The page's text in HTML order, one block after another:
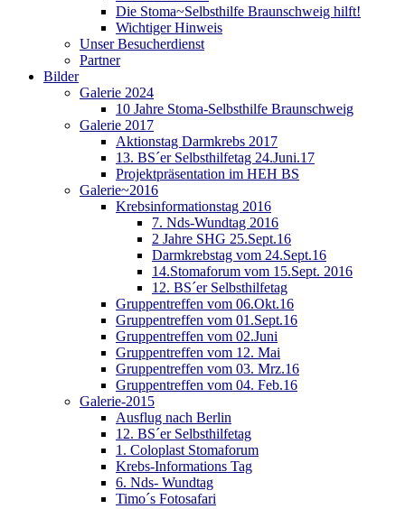
Die Stoma~Selbsthilfe Braunschweig hilft!
Wichtiger Hinweis
Unser Besucherdienst
Partner
Bilder
Galerie 2024
10 Jahre Stoma-Selbsthilfe Braunschweig
Galerie 2017
Aktionstag Darmkrebs 2017
13. BS´er Selbsthilfetag 24.Juni.17
Projektpräsentation im HEH BS
Galerie~2016
Krebsinformationstag 2016
7. Nds-Wundtag 2016
2 Jahre SHG 25.Sept.16
Darmkrebstag vom 24.Sept.16
14.Stomaforum vom 15.Sept. 2016
12. BS´er Selbsthilfetag
Gruppentreffen vom 06.Okt.16
Gruppentreffen vom 01.Sept.16
Gruppentreffen vom 02.Juni
Gruppentreffen vom 12. Mai
Gruppentreffen vom 03. Mrz.16
Gruppentreffen vom 04. Feb.16
Galerie-2015
Ausflug nach Berlin
12. BS´er Selbsthilfetag
1. Coloplast Stomaforum
Krebs-Informations Tag
6. Nds- Wundtag
Timo´s Fotosafari